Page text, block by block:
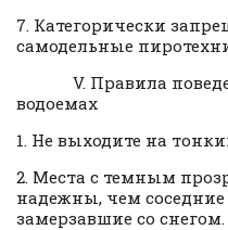
7. Категорически
самодельные
V. Правила
водоемах
1. Не выходите на
2. Места с темным
надежны, чем
замерзавшие со снегом.